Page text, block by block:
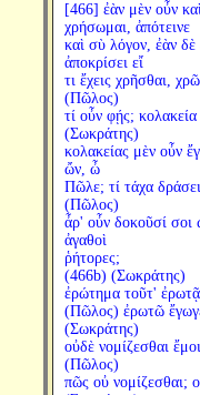
[466] ἐὰν μὲν οὖν
χρήσωμαι, ἀπότεινε
καὶ σὺ λόγον, ἐὰν δὲ
ἀποκρίσει εἴ
τι ἔχεις χρῆσθαι,
(Πῶλος)
τί οὖν φῄς; κολακεία
(Σωκράτης)
κολακείας μὲν οὖν
ὤν, ὦ
Πῶλε; τί τάχα
(Πῶλος)
ἆρ' οὖν δοκοῦσί σοι
ἀγαθοὶ
ῥήτορες;
(466b) (Σωκράτης)
ἐρώτημα τοῦτ'
(Πῶλος) ἐρωτῶ
(Σωκράτης)
οὐδὲ νομίζεσθαι
(Πῶλος)
πῶς οὐ νομίζεσθαι;